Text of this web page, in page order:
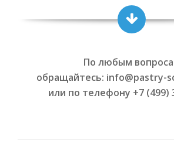
По любым
обращайтесь: info@pastry-
или по телефону +7 (499)